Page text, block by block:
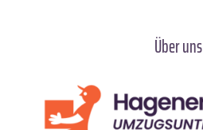
Über uns